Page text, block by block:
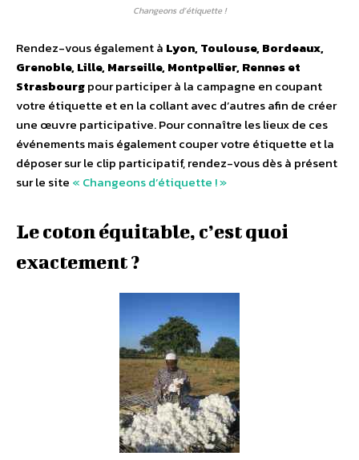
Changeons d’étiquette !
Rendez-vous également à Lyon, Toulouse, Bordeaux,
Grenoble, Lille, Marseille, Montpellier, Rennes et
Strasbourgpour participer à la campagne en coupant
votre étiquette et en la collant avec d’autres afin de créer
une œuvre participative. Pour connaître les lieux de ces
événements mais également couper votre étiquette et la
déposer sur le clip participatif, rendez-vous dès à présent
sur le site « Changeons d’étiquette ! »
Le coton équitable, c’est quoi
exactement ?